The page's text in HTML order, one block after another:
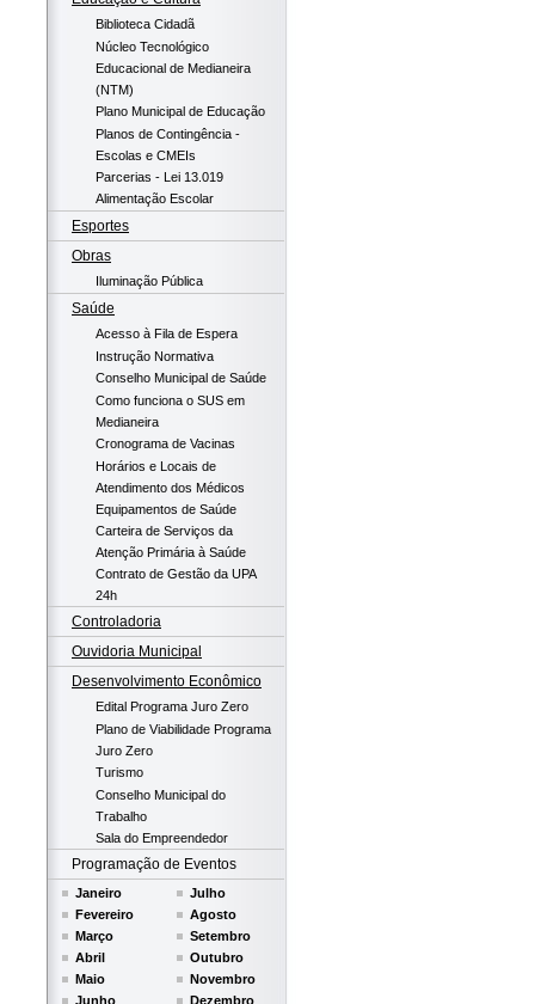
Biblioteca Cidadã
Núcleo Tecnológico
Educacional de Medianeira
(NTM)
Plano Municipal de Educação
Planos de Contingência -
Escolas e CMEIs
Parcerias - Lei 13.019
Alimentação Escolar
Esportes
Obras
Iluminação Pública
Saúde
Acesso à Fila de Espera
Instrução Normativa
Conselho Municipal de Saúde
Como funciona o SUS em
Medianeira
Cronograma de Vacinas
Horários e Locais de
Atendimento dos Médicos
Equipamentos de Saúde
Carteira de Serviços da
Atenção Primária à Saúde
Contrato de Gestão da UPA
24h
Controladoria
Ouvidoria Municipal
Desenvolvimento Econômico
Edital Programa Juro Zero
Plano de Viabilidade Programa
Juro Zero
Turismo
Conselho Municipal do
Trabalho
Sala do Empreendedor
Programação de Eventos
Janeiro
Fevereiro
Março
Abril
Maio
Junho
Julho
Agosto
Setembro
Outubro
Novembro
Dezembro